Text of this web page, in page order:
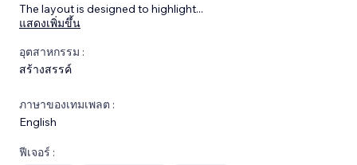
The layout is designed to highlight...
แสดงเพิ่มขึ้น
อุตสาหกรรม :
สร้างสรรค์
ภาษาของเทมเพลต :
English
ฟีเจอร์ :